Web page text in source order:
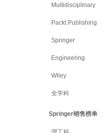
Multidisciplinary
Packt Publishing
Springer
Engineering
Wiley
全学科
Springer销售榜单